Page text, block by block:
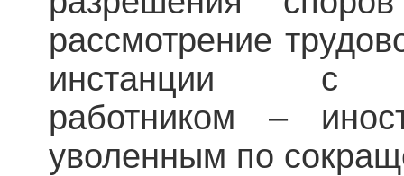
рассмотрение
инстанции с
работником –
уволенным по